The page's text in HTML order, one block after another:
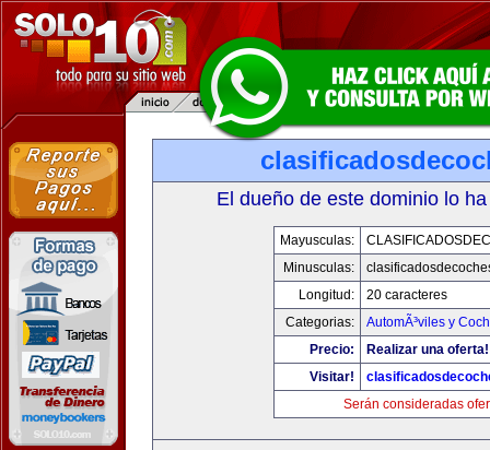
El dueño de este dominio lo
Mayusculas:
Minusculas:
Longitud:
20 caracteres
Categorias:
AutomÃ³viles y
Precio:
Realizar una oferta!
Visitar!
Serán consideradas